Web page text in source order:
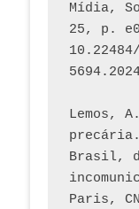
Mídia,
25, p.
Lemos,
Brasil,
Paris,